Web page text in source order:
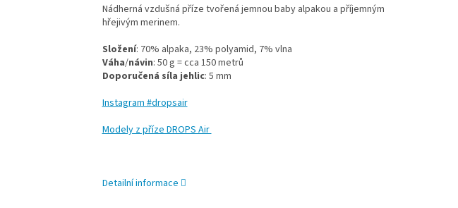
Nádherná vzdušná příze tvořená jemnou baby alpakou a příjemným
hřejivým merinem.
Složení: 70% alpaka, 23% polyamid, 7% vlna
Váha/návin: 50 g = cca 150 metrů
Doporučená sílajehlic: 5 mm
Instagram #dropsair
Modely z příze DROPS Air
Detailní informace